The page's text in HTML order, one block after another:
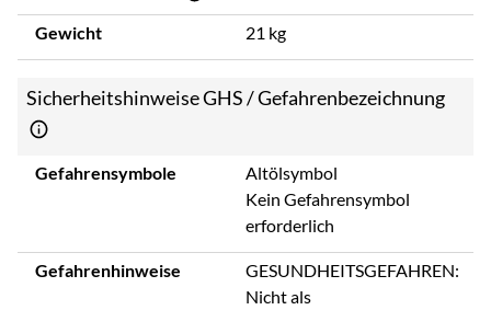
Gewicht 21 kg
Sicherheitshinweise GHS / Gefahrenbezeichnung
Gefahrensymbole
Altölsymbol
Kein Gefahrensymbol
erforderlich
Gefahrenhinweise
GESUNDHEITSGEFAHREN:
Nicht als